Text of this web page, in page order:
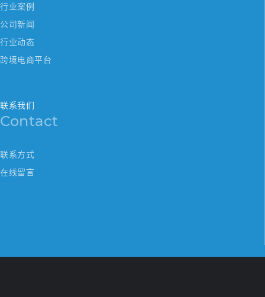
行业案例
公司新闻
行业动态
跨境电商平台
联系我们
Contact
联系方式
在线留言